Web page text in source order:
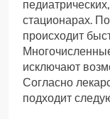
стационарах.
происходит
исключают
Согласно
подходит